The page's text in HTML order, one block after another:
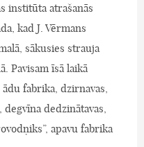
institūta atrašanās
kad J. Vērmans
sākusies strauja
Pavisam īsā laikā
fabrika, dzirnavas,
dedzinātavas,
apavu fabrika